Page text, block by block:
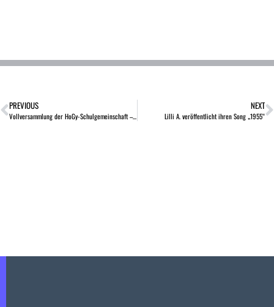
PREVIOUS
Vollversammlung der HoGy-Schulgemeinschaft – Schuljahresabschluss 23/24
NEXT
Lilli A. veröffentlicht ihren Song „1955“